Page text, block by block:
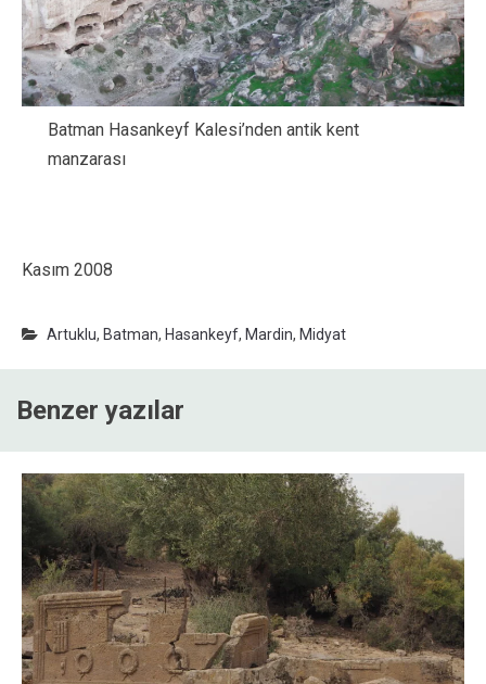
Batman Hasankeyf Kalesi’nden antik kent
manzarası
Kasım 2008
Artuklu, Batman, Hasankeyf, Mardin, Midyat
Benzer yazılar